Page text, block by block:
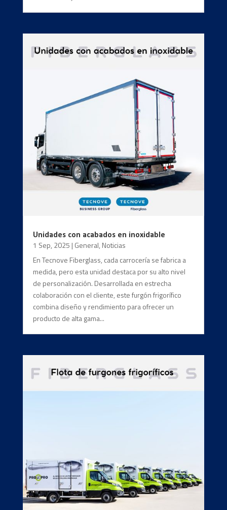
Unidades con acabados en inoxidable
1 Sep, 2025 | General, Noticias
En Tecnove Fiberglass, cada carrocería se fabrica a
medida, pero esta unidad destaca por su alto nivel
de personalización. Desarrollada en estrecha
colaboración con el cliente, este furgón frigorífico
combina diseño y rendimiento para ofrecer un
producto de alta gama...